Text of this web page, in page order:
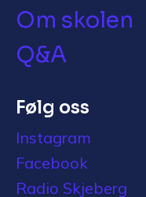
Om skolen
Q&A
Følg oss
Instagram
Facebook
Radio Skjeberg